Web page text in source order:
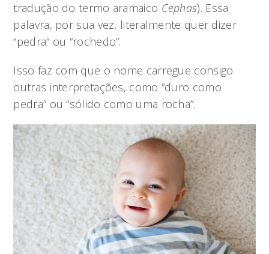
tradução do termo aramaico Cephas). Essa
palavra, por sua vez, literalmente quer dizer
“pedra” ou “rochedo”.
Isso faz com que o nome carregue consigo
outras interpretações, como “duro como
pedra” ou “sólido como uma rocha”.